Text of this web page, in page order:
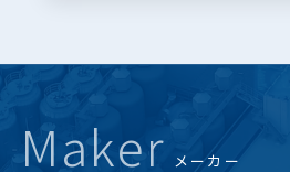
Maker メーカー